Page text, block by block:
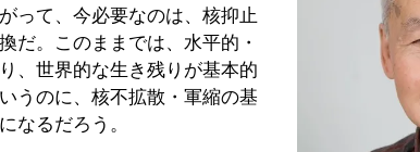
って、今必要なのは、核抑止
だ。このままでは、水平的・
、世界的な生き残りが基本的
うのに、核不拡散・軍縮の基
なるだろう。